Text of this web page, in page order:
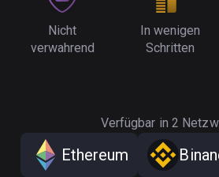
Nicht
verwahrend
In wenigen
Schritten
Verfügbar in 2
Ethereum